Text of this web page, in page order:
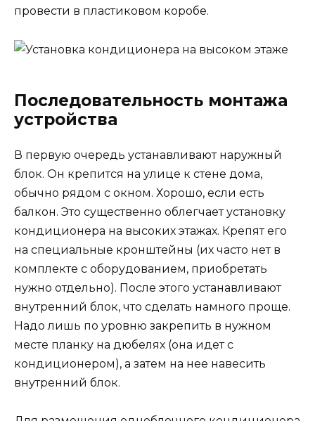
провести в пластиковом коробе.
Последовательность монтажа
устройства
В первую очередь устанавливают наружный
блок. Он крепится на улице к стене дома,
обычно рядом с окном. Хорошо, если есть
балкон. Это существенно облегчает установку
кондиционера на высоких этажах. Крепят его
на специальные кронштейны (их часто нет в
комплекте с оборудованием, приобретать
нужно отдельно). После этого устанавливают
внутренний блок, что сделать намного проще.
Надо лишь по уровню закрепить в нужном
месте планку на дюбелях (она идет с
кондиционером), а затем на нее навесить
внутренний блок.